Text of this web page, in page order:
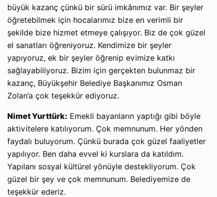
büyük kazanç çünkü bir sürü imkânımız var. Bir şeyler
öğretebilmek için hocalarımız bize en verimli bir
şekilde bize hizmet etmeye çalışıyor. Biz de çok güzel
el sanatları öğreniyoruz. Kendimize bir şeyler
yapıyoruz, ek bir şeyler öğrenip evimize katkı
sağlayabiliyoruz. Bizim için gerçekten bulunmaz bir
kazanç, Büyükşehir Belediye Başkanımız Osman
Zolan’a çok teşekkür ediyoruz.
Nimet Yurttürk: Emekli bayanların yaptığı gibi böyle
aktivitelere katılıyorum. Çok memnunum. Her yönden
faydalı buluyorum. Çünkü burada çok güzel faaliyetler
yapılıyor. Ben daha evvel ki kurslara da katıldım.
Yapılanı sosyal kültürel yönüyle destekliyorum. Çok
güzel bir şey ve çok memnunum. Belediyemize de
teşekkür ederiz.